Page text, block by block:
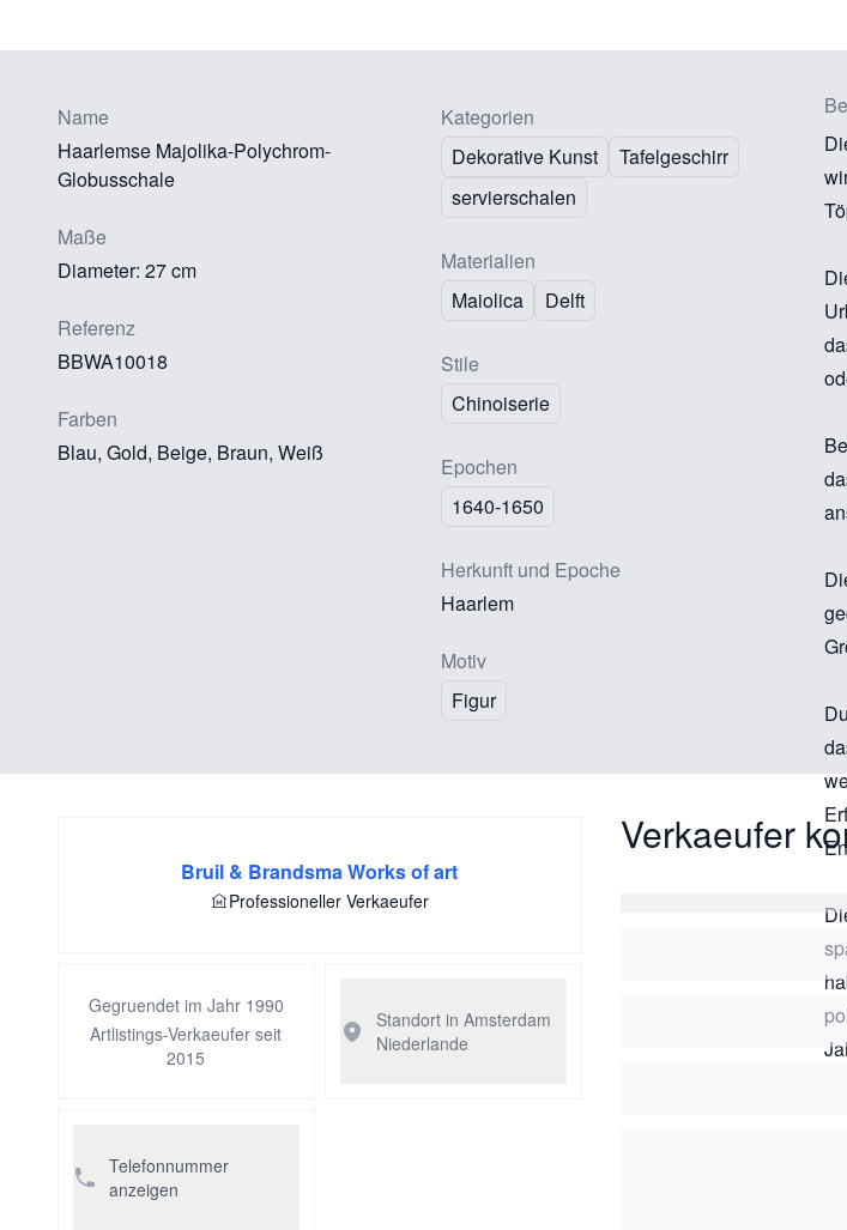
Name
Haarlemse Majolika-Polychrom-
Globusschale
Maße
Diameter: 27 cm
Referenz
BBWA10018
Farben
Blau, Gold, Beige, Braun, Weiß
Kategorien
Dekorative Kunst
Tafelgeschirr
servierschalen
Materialien
Maiolica
Delft
Stile
Chinoiserie
Epochen
1640-1650
Herkunft und Epoche
Haarlem
Motiv
Figur
Bruil & Brandsma Works of art
Professioneller Verkaeufer
Gegruendet im Jahr 1990
Artlistings-Verkaeufer seit
2015
Standort in Amsterdam
Niederlande
Telefonnummer
anzeigen
Verkaeufer